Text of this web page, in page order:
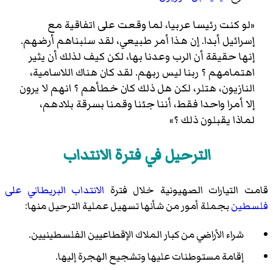
«لو كنت رئيسا عربيا، لما وقعت على اتفاقية مع
إسرائيل أبدا. إن هذا أمر طبيعي، لقد سلبناهم أرضهم.
إنها حقيقة أن الرب وعدنا بها، لكن كيف لذلك أن يثير
اهتمامهم ؟ ربنا ليس ربهم. لقد كان هناك اللاسامية،
النازيون، هتلر، لكن هل ذلك كان خطأهم ؟ انهم لا يرون
إلا أمرا واحدا فقط، أننا جئنا وقمنا بسرقة بلادهم،
لماذا يقبلون ذلك ؟»
الترحيل في فترة الانتداب
قامت التيارات الصهيونية خلال فترة الانتداب البريطاني على
فلسطينبجملة أمور من شأنها تسهيل عملية الترحيل منها:
شراء الأراضي من كبار الملاك الإقطاعيين الفلسطينيين.
إقامة مستوطنات عليها وتشجيع الهجرة إليها.